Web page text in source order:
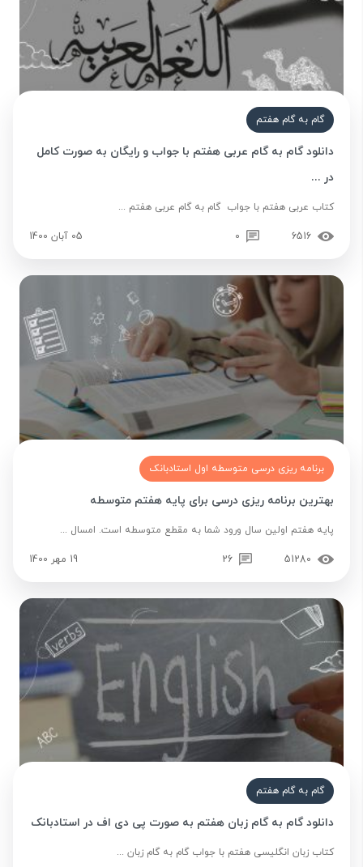
گام به گام هفتم
دانلود گام به گام عربی هفتم با جواب و رایگان به صورت کامل
در ...
کتاب عربی هفتم با جواب گام به گام عربی هفتم ...
6516
0 05 آبان 1400
برنامه ریزی درسی متوسطه اول استادبانک
بهترین برنامه ریزی درسی برای پایه هفتم متوسطه
پایه هفتم اولین سال ورود شما به مقطع متوسطه است. امسال ...
51280
26 19 مهر 1400
گام به گام هفتم
دانلود گام به گام زبان هفتم به صورت پی دی اف در استادبانک
کتاب زبان انگلیسی هفتم با جواب گام به گام زبان ...